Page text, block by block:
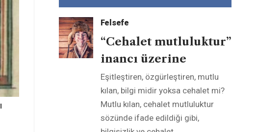
Felsefe
“Cehalet mutluluktur”
inancı üzerine
Eşitleştiren, özgürleştiren, mutlu
kılan, bilgi midir yoksa cehalet mi?
Mutlu kılan, cehalet mutluluktur
sözünde ifade edildiği gibi,